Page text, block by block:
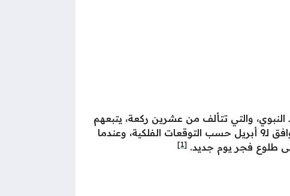
والتي تتألف من عشرين ركعة، يتبعهم
ثلاث ركعات شفع ووتر، بمجموع ذلك، تتألف صلاة التراويح من 23 ركعة بالتحديد يوم 30 رمضان الموافق لـ9 أبريل حسب التوقعات الفلكية، وعندما
طلوع فجر يوم جديد. [1]